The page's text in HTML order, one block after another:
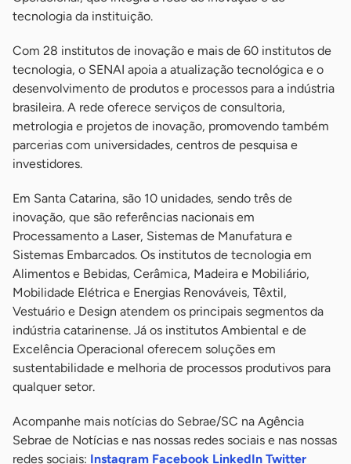
tecnologia da instituição.
Com 28 institutos de inovação e mais de 60 institutos de
tecnologia, o SENAI apoia a atualização tecnológica e o
desenvolvimento de produtos e processos para a indústria
brasileira. A rede oferece serviços de consultoria,
metrologia e projetos de inovação, promovendo também
parcerias com universidades, centros de pesquisa e
investidores.
Em Santa Catarina, são 10 unidades, sendo três de
inovação, que são referências nacionais em
Processamento a Laser, Sistemas de Manufatura e
Sistemas Embarcados. Os institutos de tecnologia em
Alimentos e Bebidas, Cerâmica, Madeira e Mobiliário,
Mobilidade Elétrica e Energias Renováveis, Têxtil,
Vestuário e Design atendem os principais segmentos da
indústria catarinense. Já os institutos Ambiental e de
Excelência Operacional oferecem soluções em
sustentabilidade e melhoria de processos produtivos para
qualquer setor.
Acompanhe mais notícias do Sebrae/SC na Agência
Sebrae de Notícias e nas nossas redes sociais e nas nossas
redes sociais: Instagram Facebook LinkedIn Twitter